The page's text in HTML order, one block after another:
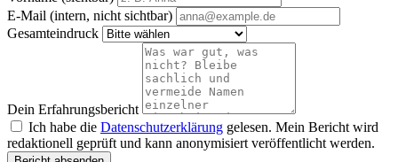
E-Mail (intern, nicht sichtbar)
Gesamteindruck
Dein Erfahrungsbericht
Ich habe die Datenschutzerklärung gelesen. Mein Bericht wird
redaktionell geprüft und kann anonymisiert veröffentlicht werden.